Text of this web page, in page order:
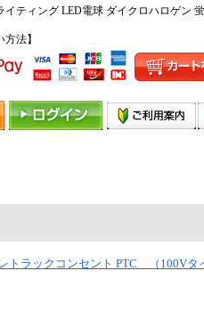
イティング LED電球 ダイクロハロゲン
法】
レトラックコンセント PTC （100V